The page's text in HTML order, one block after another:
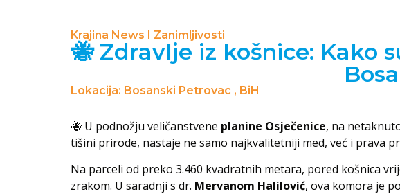
Krajina News I Zanimljivosti
🐝 Zdravlje iz košnice: Kako
Lokacija: Bosanski Petrovac , BiH
🐝 U podnožju veličanstvene planine Osječenice, na
tišini prirode, nastaje ne samo najkvalitetniji med, već i prava
Na parceli od preko 3.460 kvadratnih metara, pored košnica
zrakom. U saradnji s dr. Mervanom Halilović, ova komora je